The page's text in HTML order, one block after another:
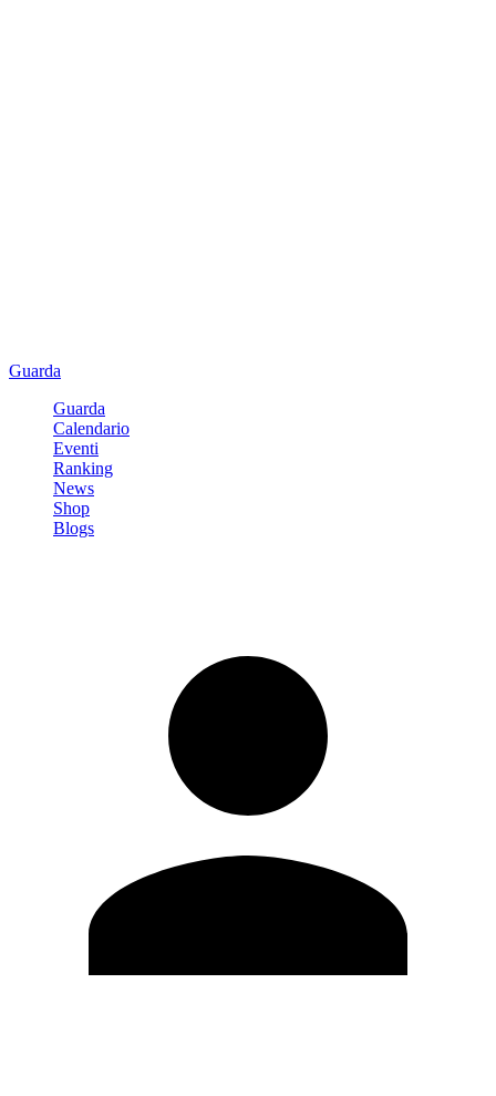
Guarda
Guarda
Calendario
Eventi
Ranking
News
Shop
Blogs